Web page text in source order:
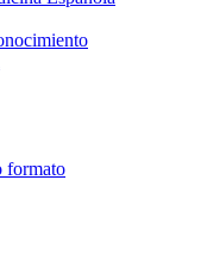
formato